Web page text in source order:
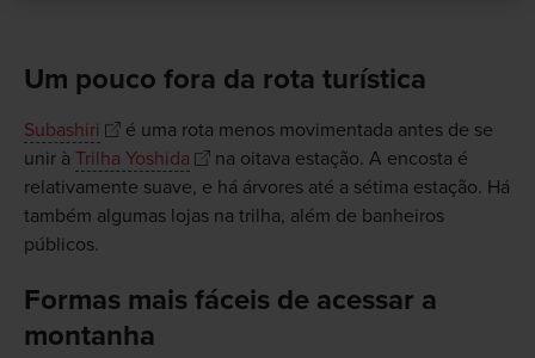
Um pouco fora da rota turística
Subashiri
é uma rota menos movimentada antes de se
unir à Trilha Yoshida
na oitava estação. A encosta é
relativamente suave, e há árvores até a sétima estação. Há
também algumas lojas na trilha, além de banheiros
públicos.
Formas mais fáceis de acessar a
montanha